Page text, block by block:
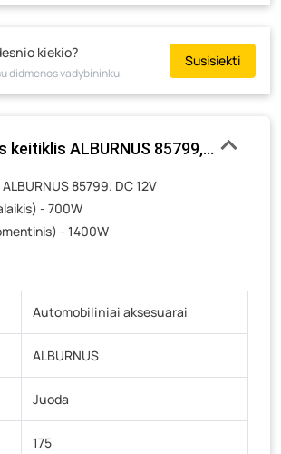
2, Raseiniai
g. 6E, Šilutė- 0 vienetų
54, Tauragė- 0 vienetų
11, Visaginas - 0 vienetų
1, Druskininkai- 0 vienetų
Ukmergė
g. 17, Rokiškis
kiekio?
didmenos vadybininku.
Susisiekti
ALBURNUS 85799, su USB
85799. DC 12V
- 700W
- 1400W
Automobiliniai aksesuarai
ALBURNUS
Juoda
175